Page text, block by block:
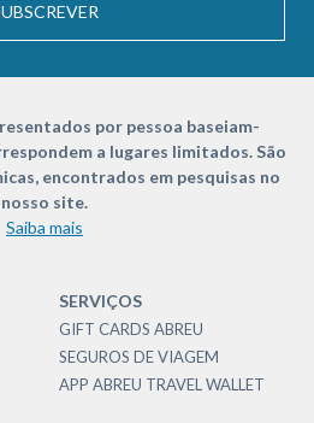
por pessoa baseiam-
a lugares limitados. São
encontrados em pesquisas no
nosso site.
Saiba mais
SERVIÇOS
GIFT CARDS ABREU
SEGUROS DE VIAGEM
APP ABREU TRAVEL WALLET